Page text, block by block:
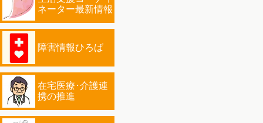
ネーター最新情報
障害情報ひろば
在宅医療･介護連
携の推進